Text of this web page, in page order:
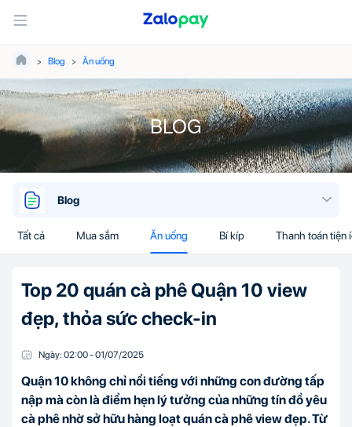
Blog Ăn uống
BLOG
Blog
Tất cả Mua sắm Ăn uống Bí kíp Thanh toán tiện
Top 20 quán cà phê Quận 10 view
đẹp, thỏa sức check-in
Ngày: 02:00-01/07/2025
Quận 10 không chỉ nổi tiếng với những con đường tấp
nập mà còn là điểm hẹn lý tưởng của những tín đồ yêu
cà phê nhờ sở hữu hàng loạt quán cà phê view đẹp. Từ